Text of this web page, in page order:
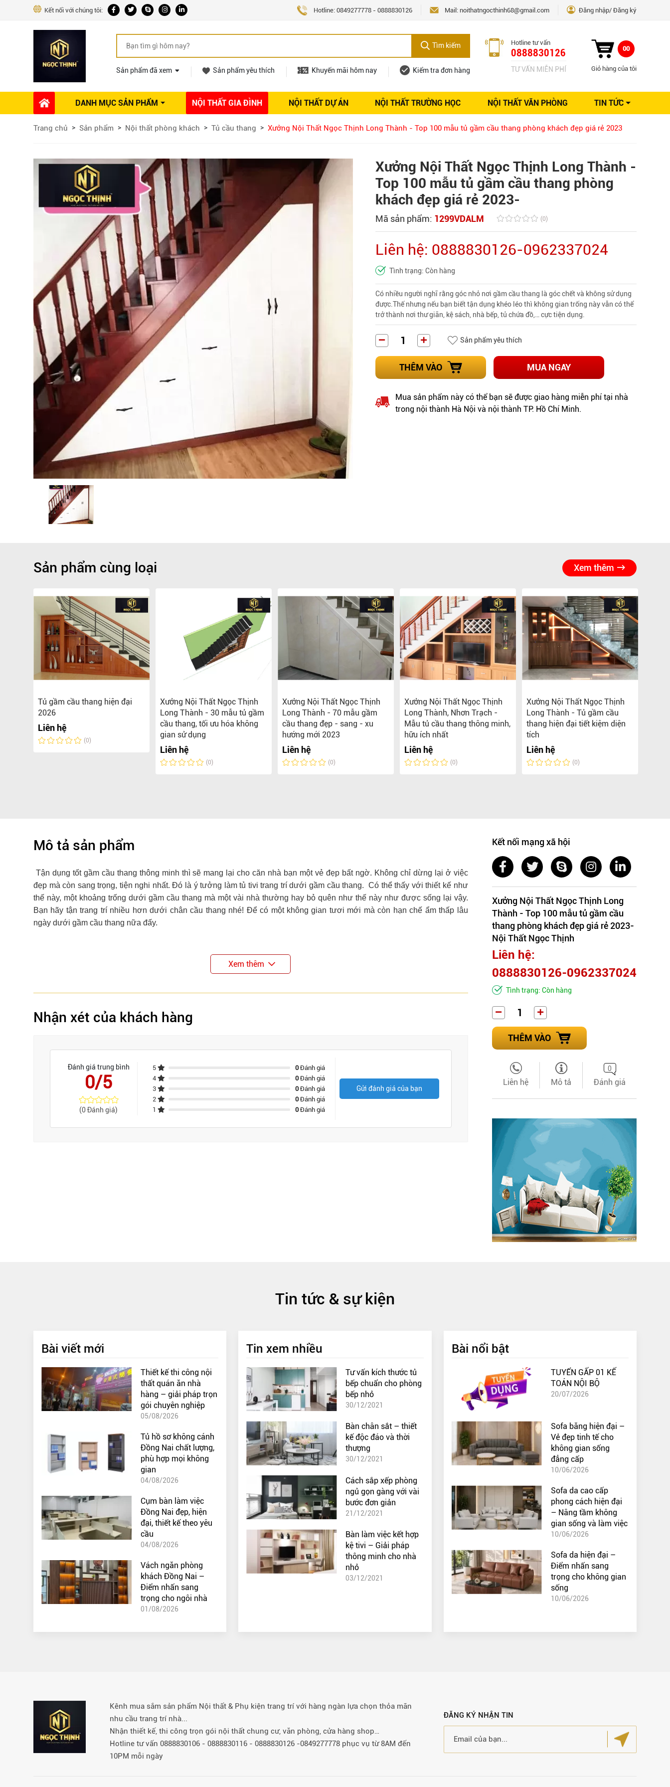
Kết nối với chúng tôi: Hotline: 0849277778 - 0888830126 Mail: noithatngocthinh68@gmail.com Đăng nhập Đăng ký
Tìm kiếm
Sản phẩm đã xem Sản phẩm yêu thích Khuyến mãi hôm nay Kiểm tra đơn hàng
Hotline tư vấn
0888830126
TƯ VẤN MIỄN PHÍ
00
Giỏ hàng của tôi
DANH MỤC SẢN PHẨM
Phụ kiện Nội thất
Ổ khóa tủ
Máy hút mùi
Vòi rửa nhà bếp
Phụ kiện tủ áo
Phụ kiện tủ bếp trên
Thùng đựng gạo
Bếp từ-Bếp hồng ngoại
Chậu rửa bát
Ray trượt – bản lề – tay nắm cửa
Phụ kiện tủ bếp dưới
Giá để bát đĩa đa năng
Giá để dao thớt
Kệ để chất tẩy rửa
Kệ gia vị
Kệ góc liên hoàn
NỘI THẤT GIA ĐÌNH NỘI THẤT DỰ ÁN NỘI THẤT TRƯỜNG HỌC NỘI THẤT VĂN PHÒNG TIN TỨC
Dự án thi công Báo giá Nội thất
Sáng tạo
Giải pháp thiết kế
Trang chủ Sản phẩm Nội thất phòng khách Tủ cầu thang Xưởng Nội Thất Ngọc Thịnh Long Thành - Top 100 mẫu tủ gầm cầu thang phòng khách đẹp giá rẻ 2023
Xưởng Nội Thất Ngọc Thịnh Long Thành -
Top 100 mẫu tủ gầm cầu thang phòng
khách đẹp giá rẻ 2023-
Mã sản phẩm: 1299VDALM (0)
Liên hệ: 0888830126-0962337024
Tình trạng: Còn hàng
Có nhiều người nghĩ rằng góc nhỏ nơi gầm cầu thang là góc chết và không sử dụng
được.Thế nhưng nếu bạn biết tận dụng khéo léo thì không gian trống này vẫn có thể
trở thành nơi thư giãn, kệ sách, nhà bếp, tủ chứa đồ,… cực tiện dụng.
Sản phẩm yêu thích
THÊM VÀO MUA NGAY
Mua sản phẩm này có thể bạn sẽ được giao hàng miễn phí tại nhà
trong nội thành Hà Nội và nội thành TP. Hồ Chí Minh.
Sản phẩm cùng loại Xem thêm
Tủ gầm cầu thang hiện đại
2026
Liên hệ
(0)
Xưởng Nội Thất Ngọc Thịnh
Long Thành - 30 mẫu tủ gầm
cầu thang, tối ưu hóa không
gian sử dụng
Liên hệ
(0)
Xưởng Nội Thất Ngọc Thịnh
Long Thành - 70 mẫu gầm
cầu thang đẹp - sang - xu
hướng mới 2023
Liên hệ
(0)
Xưởng Nội Thất Ngọc Thịnh
Long Thành, Nhơn Trạch -
Mẫu tủ cầu thang thông minh,
hữu ích nhất
Liên hệ
(0)
Xưởng Nội Thất Ngọc Thịnh
Long Thành - Tủ gầm cầu
thang hiện đại tiết kiệm diện
tích
Liên hệ
(0)
Mô tả sản phẩm
Tận dụng tốt gầm cầu thang thông minh thì sẽ mang lại cho căn nhà bạn một vẻ đẹp bất ngờ. Không chỉ dừng lại ở việc
đẹp mà còn sang trọng, tiện nghi nhất. Đó là ý tưởng làm tủ tivi trang trí dưới gầm cầu thang. Có thể thấy với thiết kế như
thế này, một khoảng trống dưới gầm cầu thang mà một vài nhà thường hay bỏ quên như thế này như được sống lại vậy.
Bạn hãy tận trang trí nhiều hơn dưới chân cầu thang nhé! Để có một không gian tươi mới mà còn hạn chế ẩm thấp lâu
ngày dưới gầm cầu thang nữa đấy.
Xem thêm
Nhận xét của khách hàng
Đánh giá trung bình
0/5
(0 Đánh giá)
5 0Đánh giá
4
0Đánh giá
3
0Đánh giá
2
0Đánh giá
1
0Đánh giá
Gửi đánh giá của bạn
Kết nối mạng xã hội
Xưởng Nội Thất Ngọc Thịnh Long
Thành - Top 100 mẫu tủ gầm cầu
thang phòng khách đẹp giá rẻ 2023-
Nội Thất Ngọc Thịnh
Liên hệ:
0888830126-0962337024
Tình trạng: Còn hàng
THÊM VÀO
Liên hệ Mô tả
0
Đánh giá
Tin tức & sự kiện
Bài viết mới
Thiết kế thi công nội
thất quán ăn nhà
hàng – giải pháp trọn
gói chuyên nghiệp
05/08/2026
Tủ hồ sơ không cánh
Đồng Nai chất lượng,
phù hợp mọi không
gian
04/08/2026
Cụm bàn làm việc
Đồng Nai đẹp, hiện
đại, thiết kế theo yêu
cầu
04/08/2026
Vách ngăn phòng
khách Đồng Nai –
Điểm nhấn sang
trọng cho ngôi nhà
01/08/2026
Tin xem nhiều
Tư vấn kích thước tủ
bếp chuẩn cho phòng
bếp nhỏ
30/12/2021
Bàn chân sắt – thiết
kế độc đáo và thời
thượng
30/12/2021
Cách sắp xếp phòng
ngủ gọn gàng với vài
bước đơn giản
21/12/2021
Bàn làm việc kết hợp
kệ tivi – Giải pháp
thông minh cho nhà
nhỏ
03/12/2021
Bài nổi bật
TUYỂN GẤP 01 KẾ
TOÁN NỘI BỘ
20/07/2026
Sofa băng hiện đại –
Vẻ đẹp tinh tế cho
không gian sống
đẳng cấp
10/06/2026
Sofa da cao cấp
phong cách hiện đại
– Nâng tầm không
gian sống và làm việc
10/06/2026
Sofa da hiện đại –
Điểm nhấn sang
trọng cho không gian
sống
10/06/2026
Kênh mua sắm sản phẩm Nội thất & Phụ kiện trang trí với hàng ngàn lựa chọn thỏa mãn
nhu cầu trang trí nhà...
Nhận thiết kế, thi công trọn gói nội thất chung cư, văn phòng, cửa hàng shop…
Hotline tư vấn 0888830106 - 0888830116 - 0888830126 -0849277778 phục vụ từ 8AM đến
10PM mỗi ngày
ĐĂNG KÝ NHẬN TIN